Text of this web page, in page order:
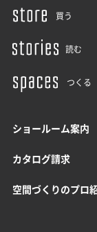
買う
読む
つくる
ショールーム案内
カタログ請求
空間づくりのプロ